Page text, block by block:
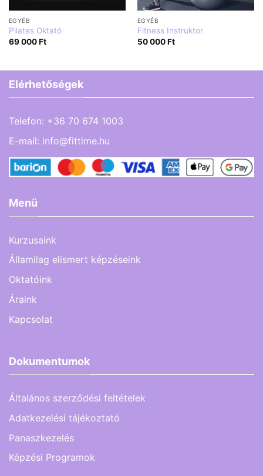
EGYÉB
Pilates Oktató
69 000Ft
EGYÉB
Fitness Instruktor
50 000Ft
Elérhetőségek
Telefon: +36 70 674 1003
E-mail: info@fittime.hu
Menü
Kurzusaink
Államilag elismert képzéseink
Oktatóink
Áraink
Kapcsolat
Dokumentumok
Általános szerződési feltételek
Adatkezelési tájékoztató
Panaszkezelés
Képzési Programok